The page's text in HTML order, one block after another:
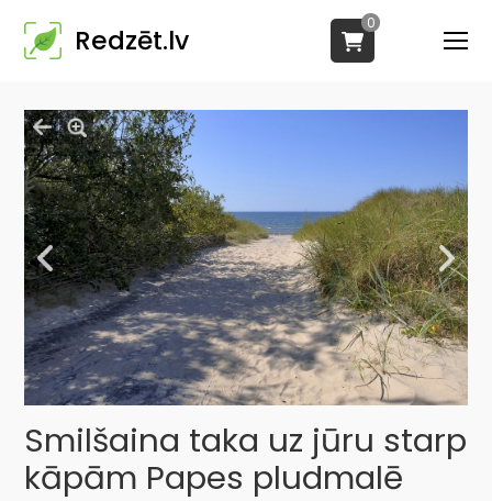
Redzēt.lv
0
Smilšaina taka uz jūru starp
kāpām Papes pludmalē